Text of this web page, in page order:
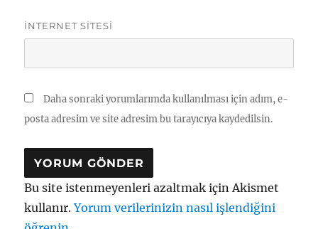
İNTERNET SITESI
Daha sonraki yorumlarımda kullanılması için adım, e-
posta adresim ve site adresim bu tarayıcıya kaydedilsin.
Bu site istenmeyenleri azaltmak için Akismet
kullanır.Yorum verilerinizin nasıl işlendiğini